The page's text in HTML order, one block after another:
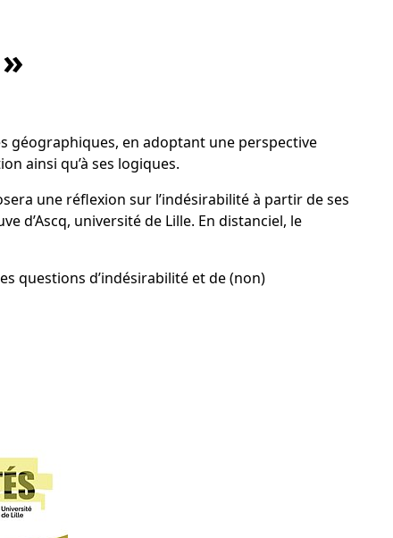
géographiques, en adoptant une perspective
ainsi qu’à ses logiques.
une réflexion sur l’indésirabilité à partir de ses
d’Ascq, université de Lille. En distanciel, le
questions d’indésirabilité et de (non)